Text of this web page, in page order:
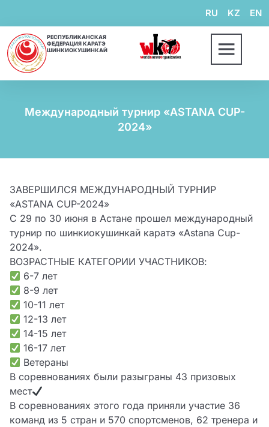
RU KZ EN
РЕСПУБЛИКАНСКАЯ
ФЕДЕРАЦИЯ КАРАТЭ
ШИНКИОКУШИНКАЙ
Международный турнир «ASTANA CUP-
2024»
ЗАВЕРШИЛСЯ МЕЖДУНАРОДНЫЙ ТУРНИР
«ASTANA CUP-2024»
С 29 по 30 июня в Астане прошел международный
турнир по шинкиокушинкай каратэ «Astana Cup-
2024».
ВОЗРАСТНЫЕ КАТЕГОРИИ УЧАСТНИКОВ:
6-7 лет
8-9 лет
10-11 лет
12-13 лет
14-15 лет
16-17 лет
Ветераны
В соревнованиях были разыграны 43 призовых
мест
В ​​соревнованиях этого года приняли участие 36
команд из 5 стран и 570 спортсменов, 62 тренера и